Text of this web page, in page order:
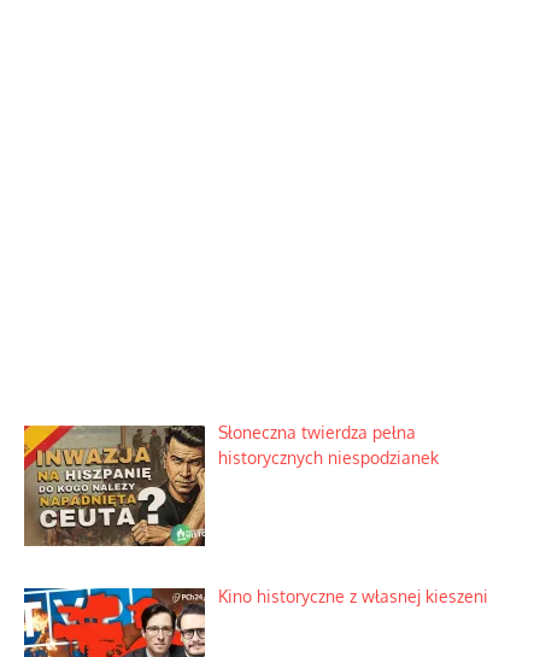
Słoneczna twierdza pełna
historycznych niespodzianek
Kino historyczne z własnej kieszeni